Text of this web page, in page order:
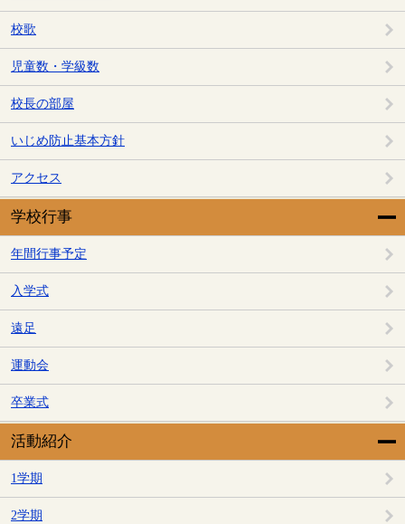
校歌
児童数・学級数
校長の部屋
いじめ防止基本方針
アクセス
学校行事
年間行事予定
入学式
遠足
運動会
卒業式
活動紹介
1学期
2学期